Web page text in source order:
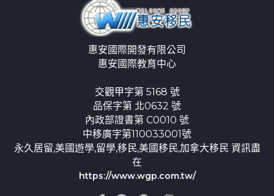
惠安國際開發有限公司
惠安國際教育中心
交觀甲字第 5168 號
品保字第 北0632 號
內政部證書第 C0010 號
中移廣字第110033001號
永久居留,美國遊學,留學,移民,美國移民,加拿大移民 資訊盡
在
https://www.wgp.com.tw/